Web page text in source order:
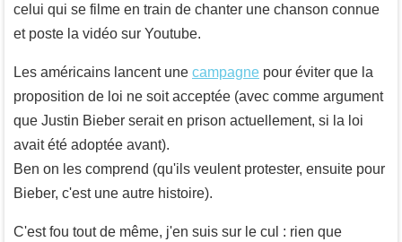
celui qui se filme en train de chanter une chanson connue
et poste la vidéo sur Youtube.
Les américains lancent une campagne pour éviter que la
proposition de loi ne soit acceptée (avec comme argument
que Justin Bieber serait en prison actuellement, si la loi
avait été adoptée avant).
Ben on les comprend (qu'ils veulent protester, ensuite pour
Bieber, c'est une autre histoire).
C'est fou tout de même, j'en suis sur le cul : rien que